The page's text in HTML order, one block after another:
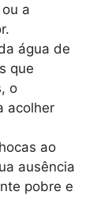
a
água de
que
o
acolher
ao
ausência
pobre e